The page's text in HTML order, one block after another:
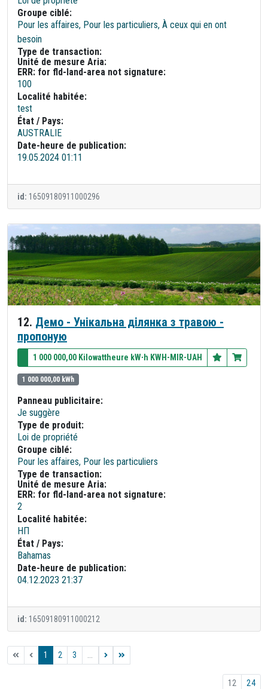
Groupe ciblé:
Pour les affaires, Pour les particuliers, À ceux qui en ont
besoin
Type de transaction:
Unité de mesure Aria:
ERR: for fld-land-area not signature:
100
Localité habitée:
test
État / Pays:
AUSTRALIE
Date-heure de publication:
19.05.2024 01:11
id: 16509180911000296
12. Демо - Унікальна ділянка з травою -
пропоную
1 000 000,00 Kilowattheure kW∙h KWH-MIR-UAH
1 000 000,00 kWh
Panneau publicitaire:
Je suggère
Type de produit:
Loi de propriété
Groupe ciblé:
Pour les affaires, Pour les particuliers
Type de transaction:
Unité de mesure Aria:
ERR: for fld-land-area not signature:
2
Localité habitée:
НП
État / Pays:
Bahamas
Date-heure de publication:
04.12.2023 21:37
id: 16509180911000212
1 2 3
12 24